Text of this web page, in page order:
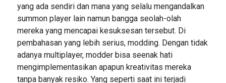
yang ada sendiri dan mana yang selalu mengandalkan
summon player lain namun bangga seolah-olah
mereka yang mencapai kesuksesan tersebut. Di
pembahasan yang lebih serius, modding. Dengan tidak
adanya multiplayer, modder bisa seenak hati
mengimplementasikan apapun kreativitas mereka
tanpa banyak resiko. Yang seperti saat ini terjadi